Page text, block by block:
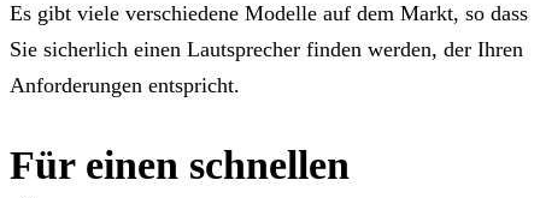
Es gibt viele verschiedene Modelle auf dem Markt, so dass
Sie sicherlich einen Lautsprecher finden werden, der Ihren
Anforderungen entspricht.
Für einen schnellen